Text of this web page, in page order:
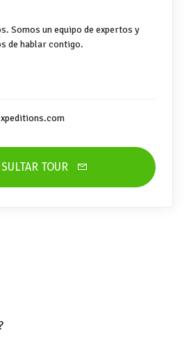
Somos un equipo de expertos y
de hablar contigo.
TOUR